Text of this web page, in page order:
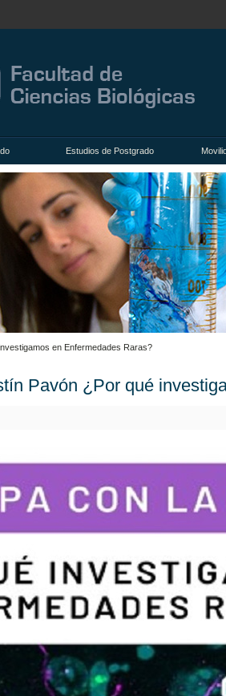
Estudios de Postgrado
en Enfermedades Raras?
Pavón ¿Por qué